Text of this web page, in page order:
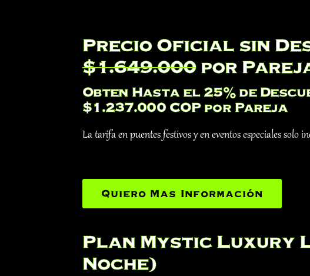
Precio Oficial sin
$1.649.000por
Obten Hasta el 25% de
$1.237.000 COP por Pareja
La tarifa en puentes festivos y en eventos especiales solo
Quiero Mas Información
Plan Mystic Luxury
Noche)